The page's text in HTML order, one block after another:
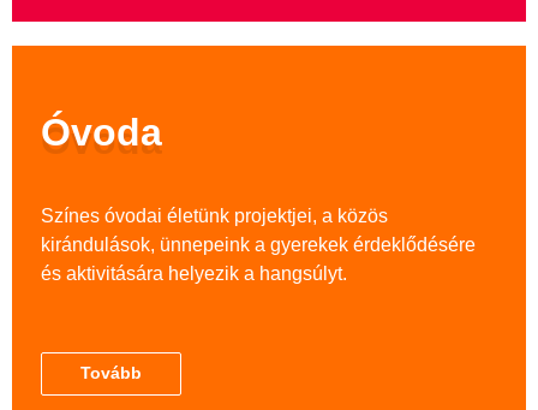
Óvoda
Színes óvodai életünk projektjei, a közös
kirándulások, ünnepeink a gyerekek érdeklődésére
és aktivitására helyezik a hangsúlyt.
Tovább